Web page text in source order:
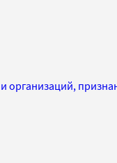
организаций,